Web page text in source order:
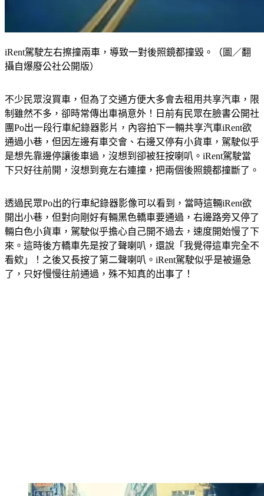
攝自爆廢公社公開版）
制雖然不多，卻時常傳出車禍意外！日前有民眾在臉書公開社
團Po出一段行車紀錄器影片，內容拍下一輛共享汽車iRent欲
通過小巷，但因左邊有車交會、右邊又停有小貨車，駕駛似乎
是想先靠邊停讓後車過，沒想到卻被狂按喇叭。iRent駕駛當
下只好往前開，沒想到竟左右連撞，把兩個後照鏡都撞斷了。
開出小巷，但對向剛好有輛黑色轎車要通過，右邊路旁又停了
輛白色小貨車，駕駛似乎擔心自己開不過去，速度開始慢了下
來。這時後方轎車先是按了聲喇叭，還說「我覺得這車完全不
看欸」！之後又長按了第二聲喇叭。iRent駕駛似乎是被逼急
了，只好慢慢往前通過，殊不知真的出事了！